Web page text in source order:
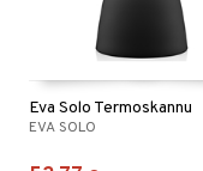
Eva Solo Termoskannu
EVA SOLO